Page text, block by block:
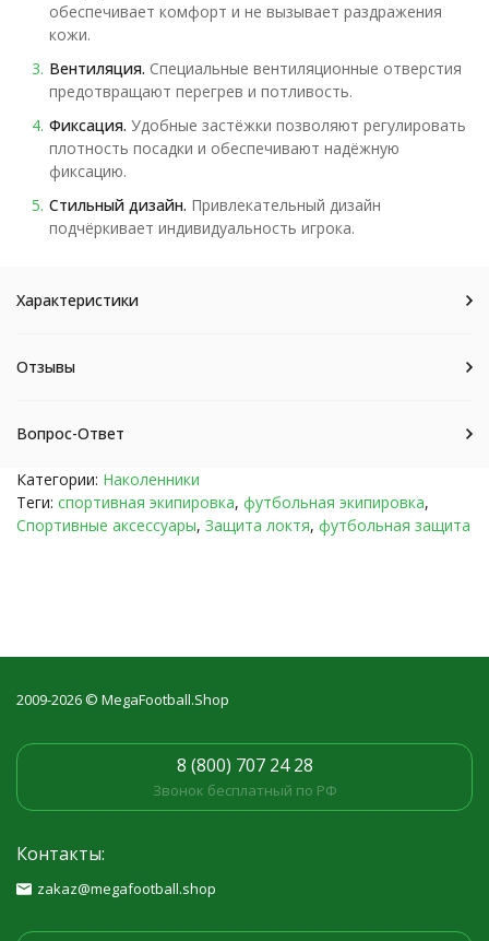
обеспечивает комфорт и не вызывает раздражения
кожи.
Вентиляция. Специальные вентиляционные отверстия
предотвращают перегрев и потливость.
Фиксация. Удобные застёжки позволяют регулировать
плотность посадки и обеспечивают надёжную
фиксацию.
Стильный дизайн. Привлекательный дизайн
подчёркивает индивидуальность игрока.
Характеристики
Отзывы
Вопрос-Ответ
Категории: Наколенники
Теги: спортивная экипировка, футбольная экипировка,
Спортивные аксессуары, Защита локтя, футбольная защита
2009-2026 © MegaFootball.Shop
8 (800) 707 24 28
Звонок бесплатный по РФ
Контакты:
zakaz@megafootball.shop